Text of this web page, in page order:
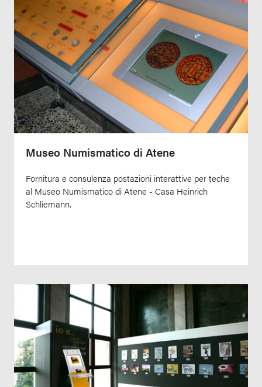
Museo Numismatico di Atene
Fornitura e consulenza postazioni interattive per teche
al Museo Numismatico di Atene - Casa Heinrich
Schliemann.